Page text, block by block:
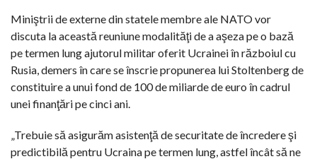
Miniştrii de externe din statele membre ale NATO vor
discuta la această reuniune modalităţi de a aşeza pe o bază
pe termen lung ajutorul militar oferit Ucrainei în războiul cu
Rusia, demers în care se înscrie propunerea lui Stoltenberg de
constituire a unui fond de 100 de miliarde de euro în cadrul
unei finanţări pe cinci ani.
„Trebuie să asigurăm asistenţă de securitate de încredere şi
predictibilă pentru Ucraina pe termen lung, astfel încât să ne